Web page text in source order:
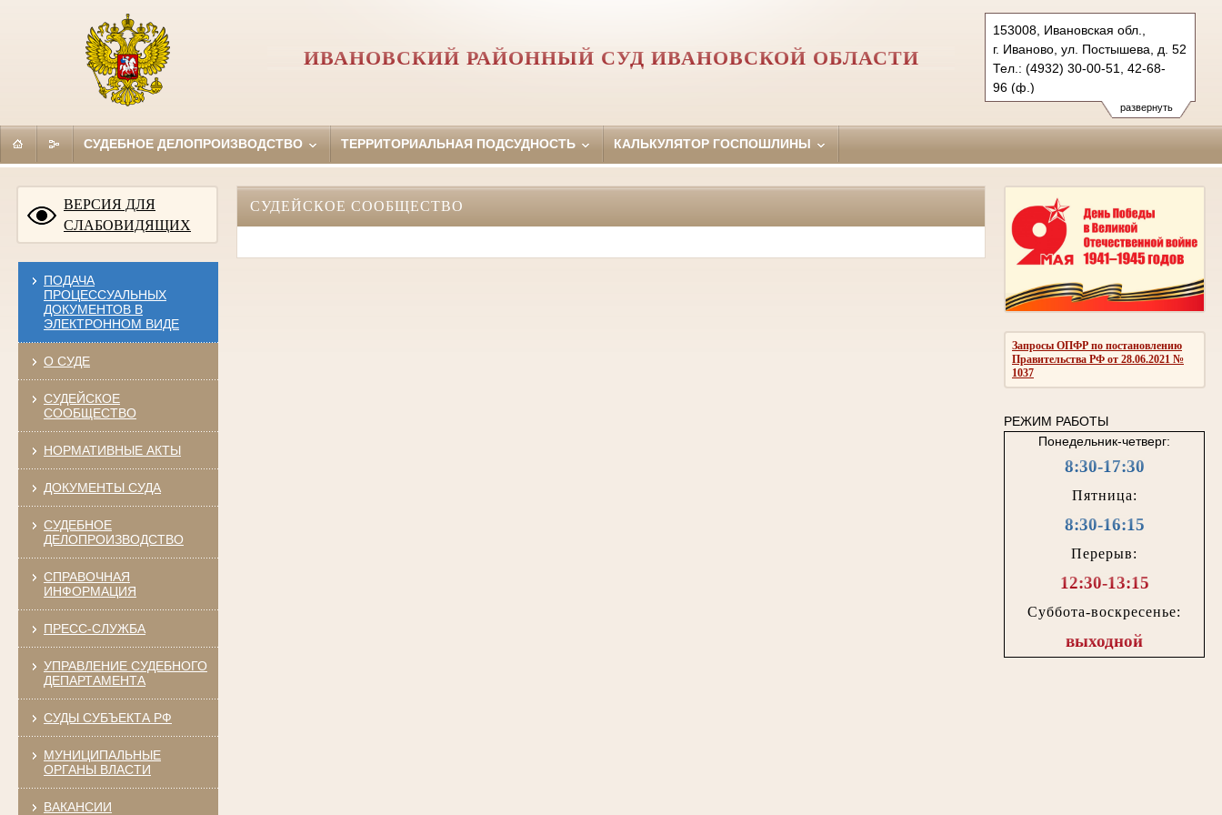
развернуть
153008, Ивановская обл.,
г. Иваново, ул. Постышева, д. 52
Тел.: (4932) 30-00-51, 42-68-
96 (ф.)
Ivanovsky.iwn@sudrf.ru
ИВАНОВСКИЙ РАЙОННЫЙ СУД ИВАНОВСКОЙ ОБЛАСТИ
СУДЕБНОЕ ДЕЛОПРОИЗВОДСТВО ТЕРРИТОРИАЛЬНАЯ ПОДСУДНОСТЬ КАЛЬКУЛЯТОР ГОСПОШЛИНЫ
ВЕРСИЯ ДЛЯ
СЛАБОВИДЯЩИХ
ПОДАЧА
ПРОЦЕССУАЛЬНЫХ
ДОКУМЕНТОВ В
ЭЛЕКТРОННОМ ВИДЕ
О СУДЕ
СУДЕЙСКОЕ
СООБЩЕСТВО
НОРМАТИВНЫЕ АКТЫ
ДОКУМЕНТЫ СУДА
СУДЕБНОЕ
ДЕЛОПРОИЗВОДСТВО
СПРАВОЧНАЯ
ИНФОРМАЦИЯ
ПРЕСС-СЛУЖБА
УПРАВЛЕНИЕ СУДЕБНОГО
ДЕПАРТАМЕНТА
СУДЫ СУБЪЕКТА РФ
МУНИЦИПАЛЬНЫЕ
ОРГАНЫ ВЛАСТИ
ВАКАНСИИ
Запросы ОПФР по постановлению
Правительства РФ от 28.06.2021 №
1037
РЕЖИМ РАБОТЫ
Понедельник-четверг:
8:30-17:30
Пятница:
8:30-16:15
Перерыв:
12:30-13:15
Суббота-воскресенье:
выходной
СУДЕЙСКОЕ СООБЩЕСТВО